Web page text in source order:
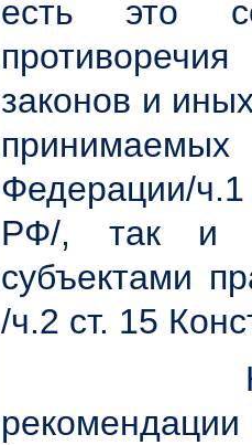
есть это
законов и
Федерации/
РФ/, так и
субъектами
/ч.2 ст. 15